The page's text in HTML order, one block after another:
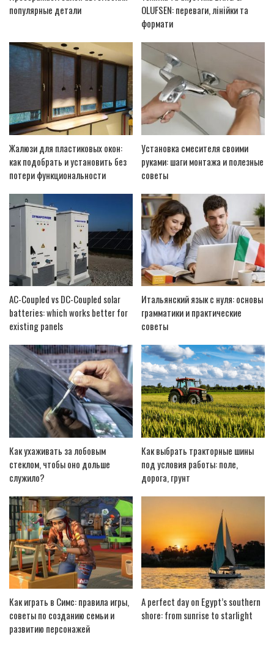
популярные детали
OLUFSEN: переваги, лінійки та
формати
Жалюзи для пластиковых окон:
как подобрать и установить без
потери функциональности
Установка смесителя своими
руками: шаги монтажа и полезные
советы
AC-Coupled vs DC-Coupled solar
batteries: which works better for
existing panels
Итальянский язык с нуля: основы
грамматики и практические
советы
Как ухаживать за лобовым
стеклом, чтобы оно дольше
служило?
Как выбрать тракторные шины
под условия работы: поле,
дорога, грунт
Как играть в Симс: правила игры,
советы по созданию семьи и
развитию персонажей
A perfect day on Egypt’s southern
shore: from sunrise to starlight